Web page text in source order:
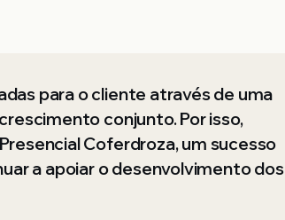
para o cliente através de uma
conjunto. Por isso,
Coferdroza, um sucesso
a apoiar o desenvolvimento dos